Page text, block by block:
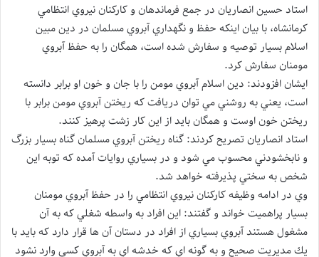
استاد حسين انصاريان در جمع فرماندهان و كاركنان نيروي انتظامي
كرمانشاه، با بيان اينكه حفظ و نگهداري آبروي مسلمان در دين مبين
اسلام بسيار توصيه و سفارش شده است، همگان را به حفظ آبروي
مومنان سفارش كرد.
ایشان افزودند: دين اسلام آبروي مومن را با جان و خون او برابر دانسته
است، يعني به روشني مي توان دريافت كه ريختن آبروي مومن برابر با
ريختن خون اوست و همگان بايد از اين كار زشت پرهيز كنند.
استاد انصاريان تصريح كردند: گناه ريختن آبروي مسلمان گناه بسيار بزرگ
و نابخشودني محسوب مي شود و در بسياري روايات آمده كه توبه اين
شخص به سختي پذيرفته خواهد شد.
وي در ادامه وظيفه كاركنان نيروي انتظامي را در حفظ آبروي مومنان
بسيار پراهميت خواند و گفتند: اين افراد به واسطه شغلي كه به آن
مشغول هستند آبروي بسياري از افراد در دستان آن ها قرار دارد كه بايد با
يك مديريت صحيح و به گونه اي كه خدشه اي به آبروي كسي وارد نشود